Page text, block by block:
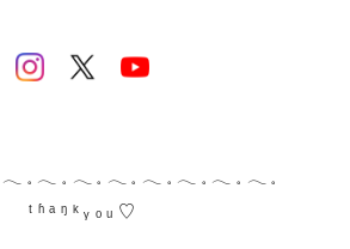
𓂃 𓈒 𓂃 𓈒 𓂃 𓈒 𓂃 𓈒 𓂃 𓈒 𓂃 𓈒 𓂃 𓈒 𓂃 𓈒
ᵗ ʱ ᵃ ᵑ ᵏ ᵧ ₒ ᵤ ♡